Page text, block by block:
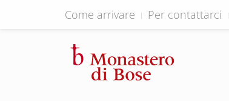
Come arrivare Per contattarci